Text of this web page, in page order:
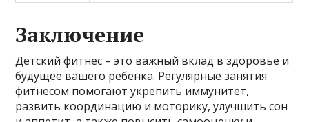
Заключение
Детский фитнес – это важный вклад в здоровье и
будущее вашего ребенка. Регулярные занятия
фитнесом помогают укрепить иммунитет,
развить координацию и моторику, улучшить сон